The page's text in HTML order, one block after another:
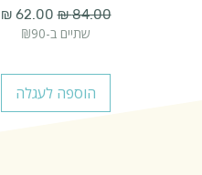
מחיר רגיל‏84.00 ‏₪ מחיר מבצע
שתיים ב-₪90
הוספה לעגלה